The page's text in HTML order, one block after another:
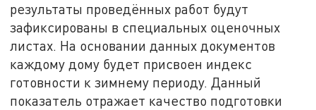
результаты проведённых работ будут
зафиксированы в специальных оценочных
листах. На основании данных документов
каждому дому будет присвоен индекс
готовности к зимнему периоду. Данный
показатель отражает качество подготовки